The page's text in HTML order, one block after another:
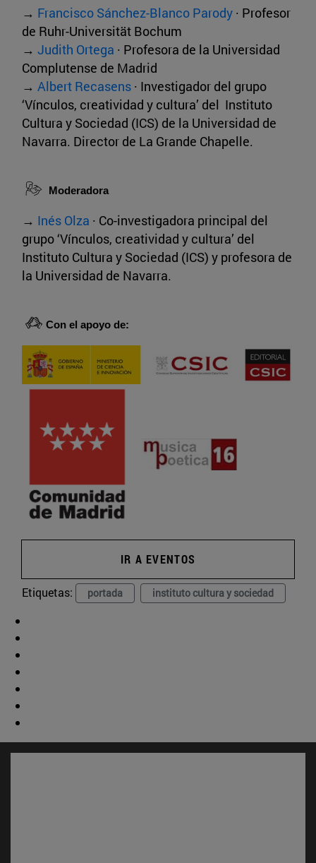
→ Francisco Sánchez-Blanco Parody · Profesor
de Ruhr-Universität Bochum
→ Judith Ortega · Profesora de la Universidad
Complutense de Madrid
→ Albert Recasens · Investigador del grupo
‘Vínculos, creatividad y cultura’ del Instituto
Cultura y Sociedad (ICS) de la Universidad de
Navarra. Director de La Grande Chapelle.
Moderadora
→ Inés Olza · Co-investigadora principal del
grupo ‘Vínculos, creatividad y cultura’ del
Instituto Cultura y Sociedad (ICS) y profesora de
la Universidad de Navarra.
Con el apoyo de:
IR A EVENTOS
Etiquetas: portada instituto cultura y sociedad